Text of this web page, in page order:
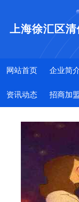
上海徐汇区清
网站首页 企业简
资讯动态 招商加盟